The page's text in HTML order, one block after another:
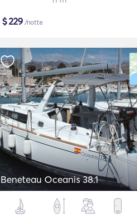
$229/notte
Beneteau Oceanis 38.1